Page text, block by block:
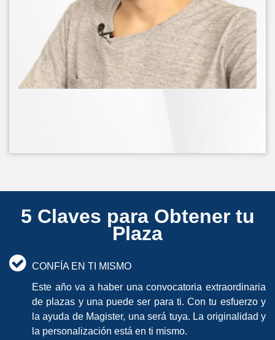
5 Claves para Obtener tu
Plaza
CONFÍA EN TI MISMO
Este año va a haber una convocatoria extraordinaria
de plazas y una puede ser para ti. Con tu esfuerzo y
la ayuda de Magister, una será tuya. La originalidad y
la personalización está en ti mismo.